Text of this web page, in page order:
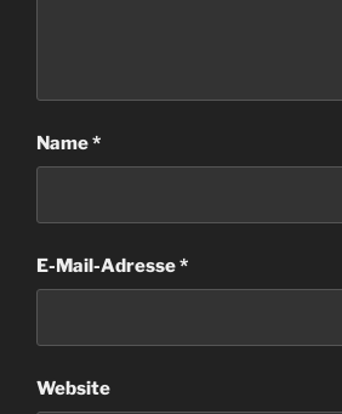
Name*
E-Mail-Adresse*
Website